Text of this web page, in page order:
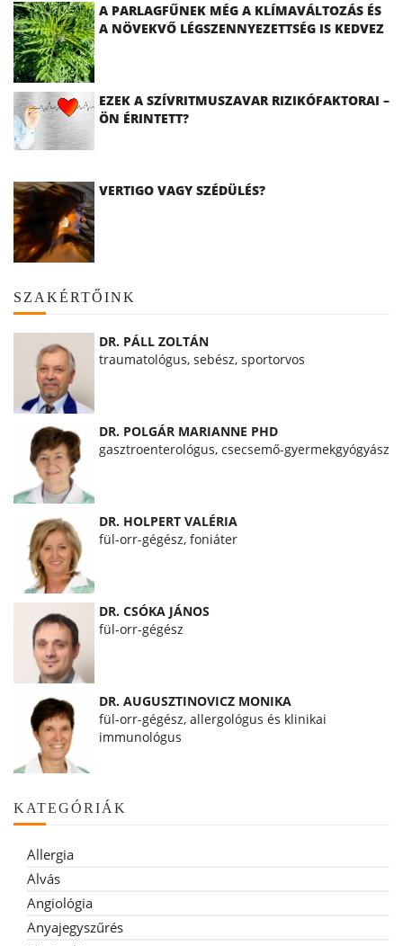
A PARLAGFŰNEK MÉG A KLÍMAVÁLTOZÁS ÉS
A NÖVEKVŐ LÉGSZENNYEZETTSÉG IS KEDVEZ
EZEK A SZÍVRITMUSZAVAR RIZIKÓFAKTORAI –
ÖN ÉRINTETT?
VERTIGO VAGY SZÉDÜLÉS?
SZAKÉRTŐINK
DR. PÁLL ZOLTÁN
traumatológus, sebész, sportorvos
DR. POLGÁR MARIANNE PHD
gasztroenterológus, csecsemő-gyermekgyógyász
DR. HOLPERT VALÉRIA
fül-orr-gégész, foniáter
DR. CSÓKA JÁNOS
fül-orr-gégész
DR. AUGUSZTINOVICZ MONIKA
fül-orr-gégész, allergológus és klinikai
immunológus
KATEGÓRIÁK
Allergia
Alvás
Angiológia
Anyajegyszűrés